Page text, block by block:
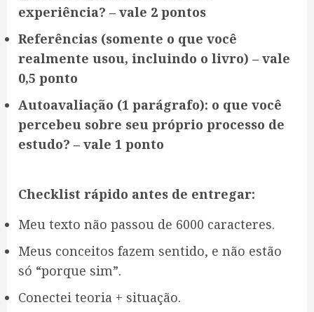
experiência? – vale 2 pontos
Referências (somente o que você
realmente usou, incluindo o livro) – vale
0,5 ponto
Autoavaliação (1 parágrafo): o que você
percebeu sobre seu próprio processo de
estudo? – vale 1 ponto
Checklist rápido antes de entregar:
Meu texto não passou de 6000 caracteres.
Meus conceitos fazem sentido, e não estão
só “porque sim”.
Conectei teoria + situação.